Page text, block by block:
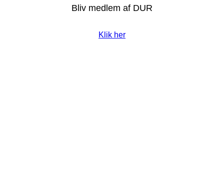
Bliv medlem af DUR
Klik her